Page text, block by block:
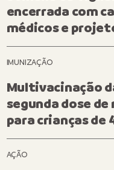
encerrada com
médicos e
IMUNIZAÇÃO
Multivacinação
segunda dose
para crianças de
AÇÃO